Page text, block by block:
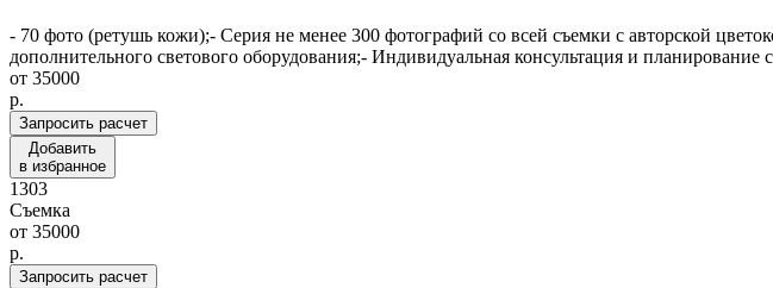
- 70 фото (ретушь кожи);- Серия не менее 300 фотографий со всей съемки с авторской
дополнительного светового оборудования;- Индивидуальная консультация и
от 35000
p.
Запросить расчет
Добавить
в избранное
1303
Съемка
от 35000
p.
Запросить расчет